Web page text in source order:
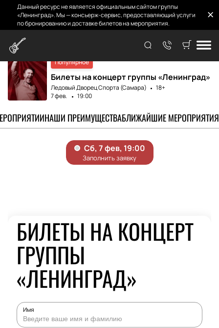
Данный ресурс не является официальным сайтом группы
«Ленинград». Мы — консьерж-сервис, предоставляющий услуги
по бронированию и доставке билетов на мероприятия.
Главная
Популярное
Билеты на концерт группы «Ленинград»
Ледовый Дворец Спорта (Самара)
18+
7 фев.
19:00
НАШИ ПРЕИМУЩЕСТВАБЛИЖАЙШИЕ МЕРОПРИЯТИЯ
БИЛЕТЫ НА КОНЦЕРТ
ГРУППЫ
«ЛЕНИНГРАД»
Имя